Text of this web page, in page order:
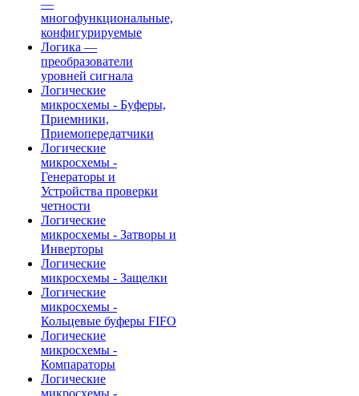
—
многофункциональные,
конфигурируемые
Логика —
преобразователи
уровней сигнала
Логические
микросхемы - Буферы,
Приемники,
Приемопередатчики
Логические
микросхемы -
Генераторы и
Устройства проверки
четности
Логические
микросхемы - Затворы и
Инверторы
Логические
микросхемы - Защелки
Логические
микросхемы -
Кольцевые буферы FIFO
Логические
микросхемы -
Компараторы
Логические
микросхемы -